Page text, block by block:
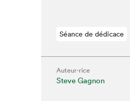
Séance de dédicace
Auteur·rice
Steve Gagnon